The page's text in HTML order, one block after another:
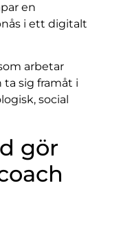
en
i ett digitalt
arbetar
ta sig framåt i
social
gör